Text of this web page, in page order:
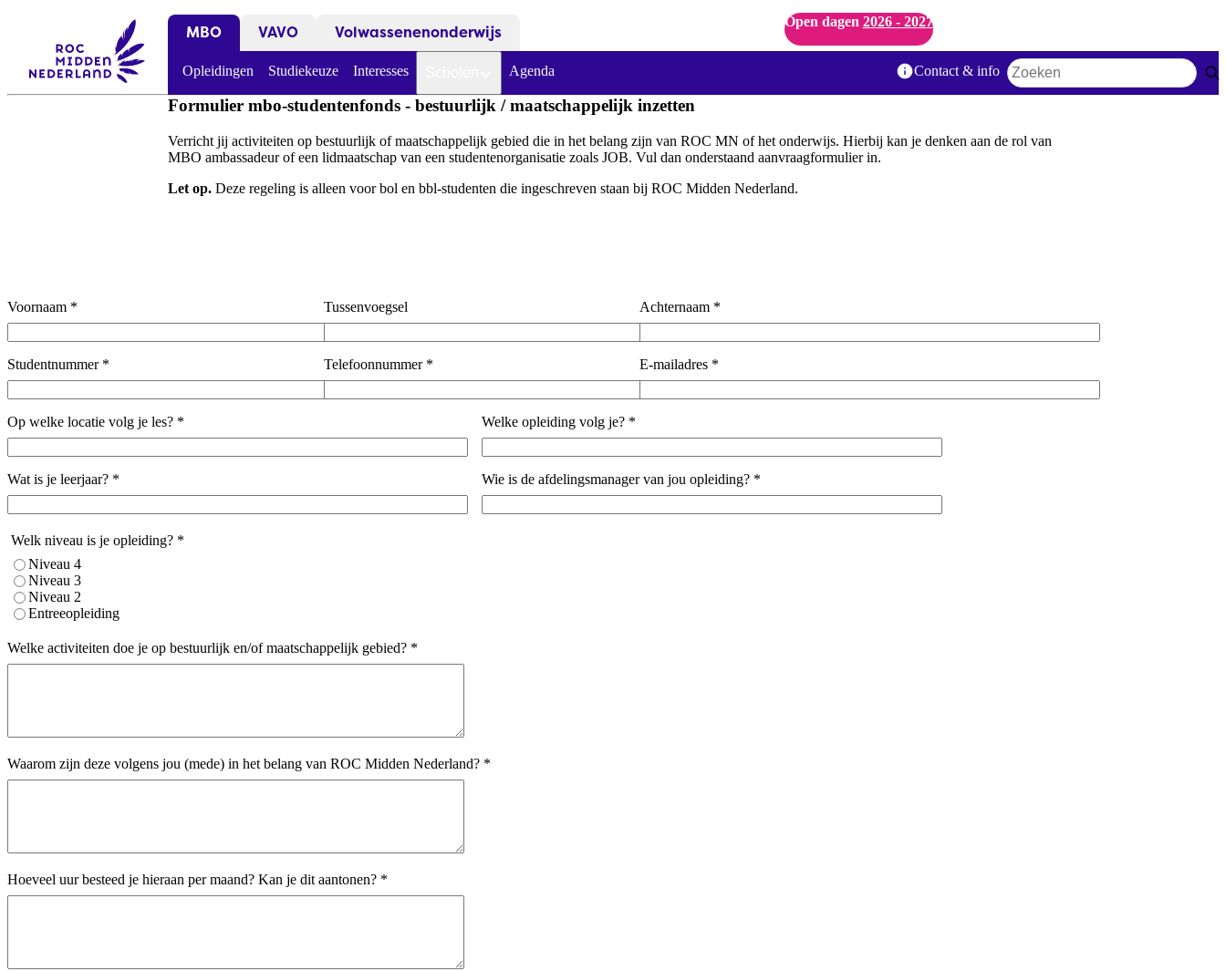
MBO VAVO Volwassenenonderwijs
Open dagen 2026 - 2027
Opleidingen Studiekeuze Interesses Agenda Contact & info
Zoekwoord
Formulier mbo-studentenfonds - bestuurlijk / maatschappelijk inzetten
Verricht jij activiteiten op bestuurlijk of maatschappelijk gebied die in het belang zijn van ROC MN of het onderwijs. Hierbij kan je denken aan de rol van
MBO ambassadeur of een lidmaatschap van een studentenorganisatie zoals JOB. Vul dan onderstaand aanvraagformulier in.
Let op. Deze regeling is alleen voor bol en bbl-studenten die ingeschreven staan bij ROC Midden Nederland.
Voornaam * Tussenvoegsel Achternaam *
Studentnummer * Telefoonnummer * E-mailadres *
Op welke locatie volg je les? * Welke opleiding volg je? *
Wat is je leerjaar? * Wie is de afdelingsmanager van jou opleiding? *
Welk niveau is je opleiding? *
Niveau 4
Niveau 3
Niveau 2
Entreeopleiding
Welke activiteiten doe je op bestuurlijk en/of maatschappelijk gebied? *
Waarom zijn deze volgens jou (mede) in het belang van ROC Midden Nederland? *
Hoeveel uur besteed je hieraan per maand? Kan je dit aantonen? *